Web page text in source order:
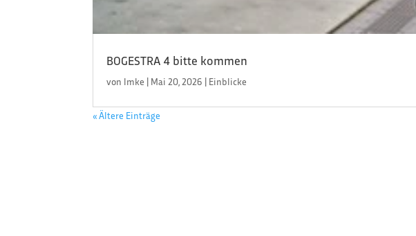
BOGESTRA 4 bitte kommen
von Imke | Mai 20, 2026 | Einblicke
« Ältere Einträge